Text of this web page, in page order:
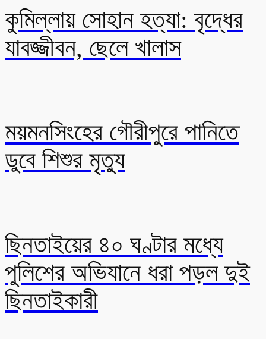
কুমিল্লায় সোহান হত্যা: বৃদ্ধের
যাবজ্জীবন, ছেলে খালাস
ময়মনসিংহের গৌরীপুরে পানিতে
ডুবে শিশুর মৃত্যু
ছিনতাইয়ের ৪০ ঘণ্টার মধ্যে
পুলিশের অভিযানে ধরা পড়ল দুই
ছিনতাইকারী